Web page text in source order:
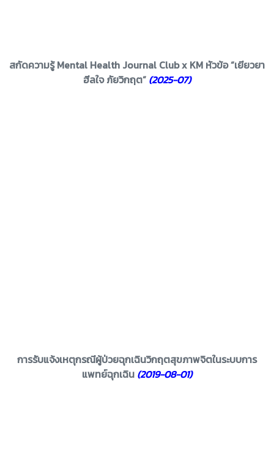
สกัดความรู้ Mental Health Journal Club x KM หัวข้อ “เยียวยา
ฮีลใจ ภัยวิกฤต” (2025-07)
การรับแจ้งเหตุกรณีผู้ป่วยฉุกเฉินวิกฤตสุขภาพจิตในระบบการ
แพทย์ฉุกเฉิน (2019-08-01)